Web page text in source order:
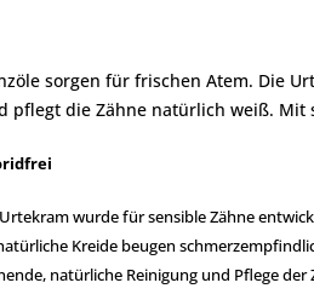
sorgen für frischen Atem. Die
pflegt die Zähne natürlich weiß.
wurde für sensible Zähne
Kreide beugen
natürliche Reinigung und Pflege der